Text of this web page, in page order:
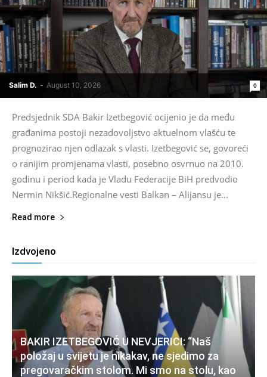
Salim D. - August 10, 2026 0
Predsjednik SDA Bakir Izetbegović ocijenio je da među
građanima postoji nezadovoljstvo aktuelnom vlašću te
prognozirao njen odlazak s vlasti. Izetbegović se, govoreći
o ranijim promjenama vlasti, posebno osvrnuo na 2010.
godinu i period kada je Vladu Federacije BiH predvodio
Nermin Nikšić.Regionalne vesti Balkan – Alijansu je...
Read more
Izdvojeno
BAKIR IZETBEGOVIĆ U NEVJERICI: “Naš
položaj u svijetu je nikakav, ne sjedimo za
pregovaračkim stolom. Mi smo na stolu, kao